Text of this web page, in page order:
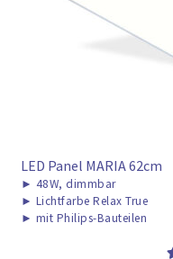
► ZAHLARTEN
► VERSANDARTEN
LED Panel MARIA 62cm
► 48W, dimmbar
► Lichtfarbe Relax True
► mit Philips-Bauteilen